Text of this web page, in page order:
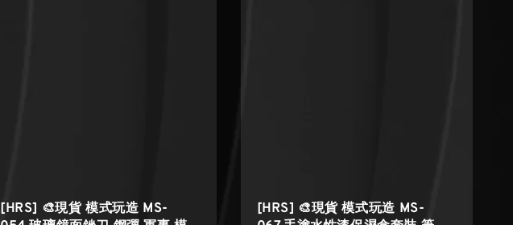
[HRS] 🎨現貨 模式玩造 MS-
[HRS] 🎨現貨 模式玩造 MS-